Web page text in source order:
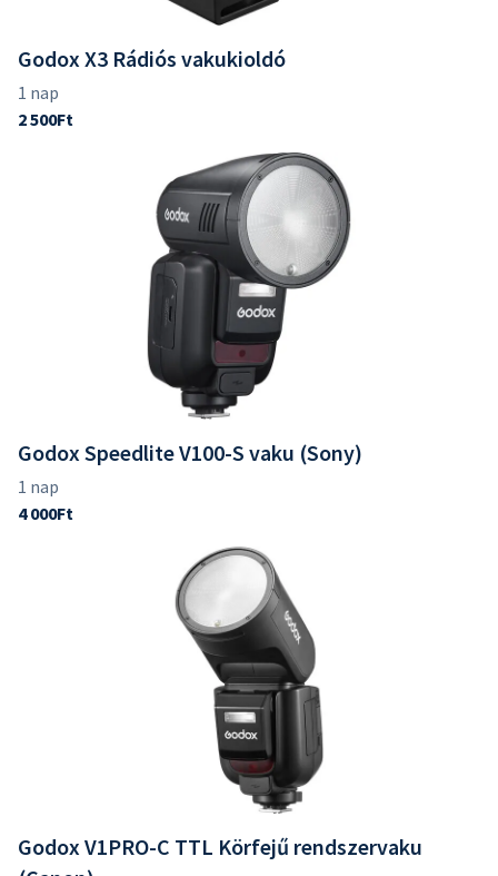
Godox X3 Rádiós vakukioldó
Godox Speedlite V100-S vaku (Sony)
Godox V1PRO-C TTL Körfejű rendszervaku